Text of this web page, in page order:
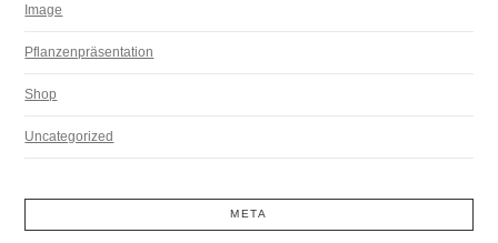
Image
Pflanzenpräsentation
Shop
Uncategorized
META